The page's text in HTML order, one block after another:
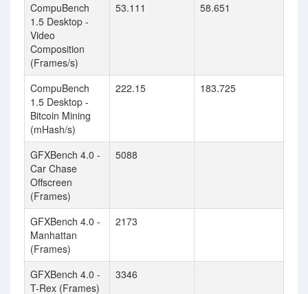
CompuBench
1.5 Desktop -
Video
Composition
(Frames/s)
53.111 58.651
CompuBench
1.5 Desktop -
Bitcoin Mining
(mHash/s)
222.15 183.725
GFXBench 4.0 -
Car Chase
Offscreen
(Frames)
5088
GFXBench 4.0 -
Manhattan
(Frames)
2173
GFXBench 4.0 -
T-Rex (Frames)
3346